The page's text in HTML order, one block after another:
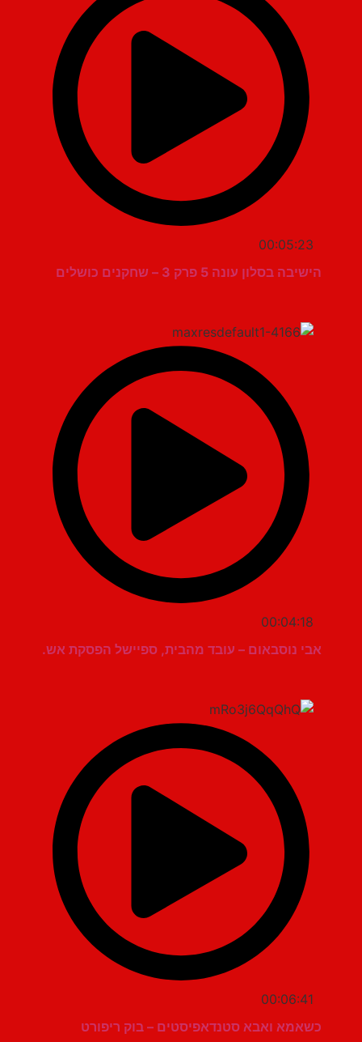
00:05:23
הישיבה בסלון עונה 5 פרק 3 – שחקנים כושלים
00:04:18
אבי נוסבאום – עובד מהבית, ספיישל הפסקת אש.
00:06:41
כשאמא ואבא סטנדאפיסטים – בוק ריפורט